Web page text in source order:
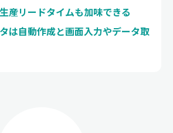
産リードタイムも加味できる
は自動作成と画面入力やデータ取